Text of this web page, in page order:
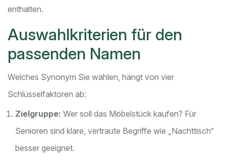
enthalten.
Auswahlkriterien für den
passenden Namen
Welches Synonym Sie wählen, hängt von vier
Schlüsselfaktoren ab:
Zielgruppe: Wer soll das Möbelstück kaufen? Für
Senioren sind klare, vertraute Begriffe wie „Nachttisch“
besser geeignet.